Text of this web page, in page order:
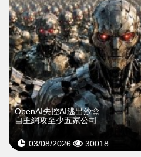
OpenAI失控AI逃出沙盒
自主網攻至少五家公司
03/08/2026 30018